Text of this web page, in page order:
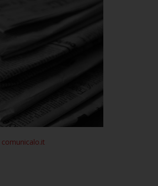
comunicalo.it